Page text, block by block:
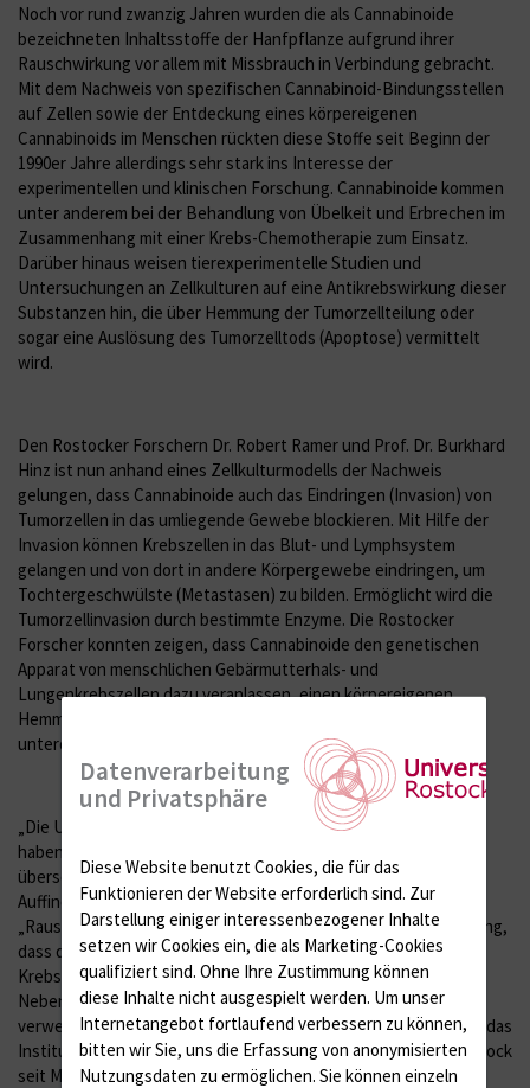
Noch vor rund zwanzig Jahren wurden die als Cannabinoide
bezeichneten Inhaltsstoffe der Hanfpflanze aufgrund ihrer
Rauschwirkung vor allem mit Missbrauch in Verbindung gebracht.
Mit dem Nachweis von spezifischen Cannabinoid-Bindungsstellen
auf Zellen sowie der Entdeckung eines körpereigenen
Cannabinoids im Menschen rückten diese Stoffe seit Beginn der
1990er Jahre allerdings sehr stark ins Interesse der
experimentellen und klinischen Forschung. Cannabinoide kommen
unter anderem bei der Behandlung von Übelkeit und Erbrechen im
Zusammenhang mit einer Krebs-Chemotherapie zum Einsatz.
Darüber hinaus weisen tierexperimentelle Studien und
Untersuchungen an Zellkulturen auf eine Antikrebswirkung dieser
Substanzen hin, die über Hemmung der Tumorzellteilung oder
sogar eine Auslösung des Tumorzelltods (Apoptose) vermittelt
wird.
Den Rostocker Forschern Dr. Robert Ramer und Prof. Dr. Burkhard
Hinz ist nun anhand eines Zellkulturmodells der Nachweis
gelungen, dass Cannabinoide auch das Eindringen (Invasion) von
Tumorzellen in das umliegende Gewebe blockieren. Mit Hilfe der
Invasion können Krebszellen in das Blut- und Lymphsystem
gelangen und von dort in andere Körpergewebe eindringen, um
Tochtergeschwülste (Metastasen) zu bilden. Ermöglicht wird die
Tumorzellinvasion durch bestimmte Enzyme. Die Rostocker
Forscher konnten zeigen, dass Cannabinoide den genetischen
Apparat von menschlichen Gebärmutterhals- und
Lungenkrebszellen dazu veranlassen, einen körpereigenen
Hemmer dieser Enzyme zu produzieren, der die Invasivität
unterdrückt.
„Die Untersuchungen zur Antikrebswirkung von Cannabinoiden
haben das Stadium der experimentellen Forschung noch nicht
überschritten. Die bisherigen Befunde sowie die derzeitige
Auffindung einer Reihe von Cannabinoid-Vertretern ohne
„Rauschwirkung“ geben jedoch begründeten Anlass zur Hoffnung,
dass diese Stoffe perspektivisch eine zusätzliche Option zur
Krebstherapie darstellen könnten, die mit weniger
Nebenwirkungen als die in der herkömmlichen Chemotherapie
verwendeten Medikamente auskommt“, so Professor Hinz, der das
Institut für Toxikologie und Pharmakologie der Universität Rostock
seit Mai 2007 leitet.
Datenverarbeitung
und Privatsphäre
Diese Website benutzt Cookies, die für das
Funktionieren der Website erforderlich sind. Zur
Darstellung einiger interessenbezogener Inhalte
setzen wir Cookies ein, die als Marketing-Cookies
qualifiziert sind. Ohne Ihre Zustimmung können
diese Inhalte nicht ausgespielt werden. Um unser
Internetangebot fortlaufend verbessern zu können,
bitten wir Sie, uns die Erfassung von anonymisierten
Nutzungsdaten zu ermöglichen. Sie können einzeln